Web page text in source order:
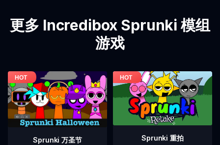
更多 Incredibox Sprunki 模组
游戏
Sprunki 万圣节 Sprunki 重拍